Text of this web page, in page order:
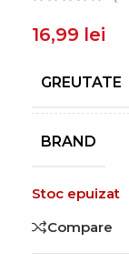
16,99 lei
GREUTATE
BRAND
Stoc epuizat
Compare